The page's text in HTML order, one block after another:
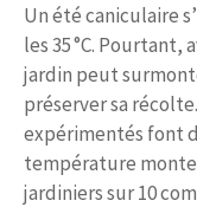
Un été caniculaire
les 35 °C.
jardin peut
préserver sa
expérimentés font
température
jardiniers sur 10